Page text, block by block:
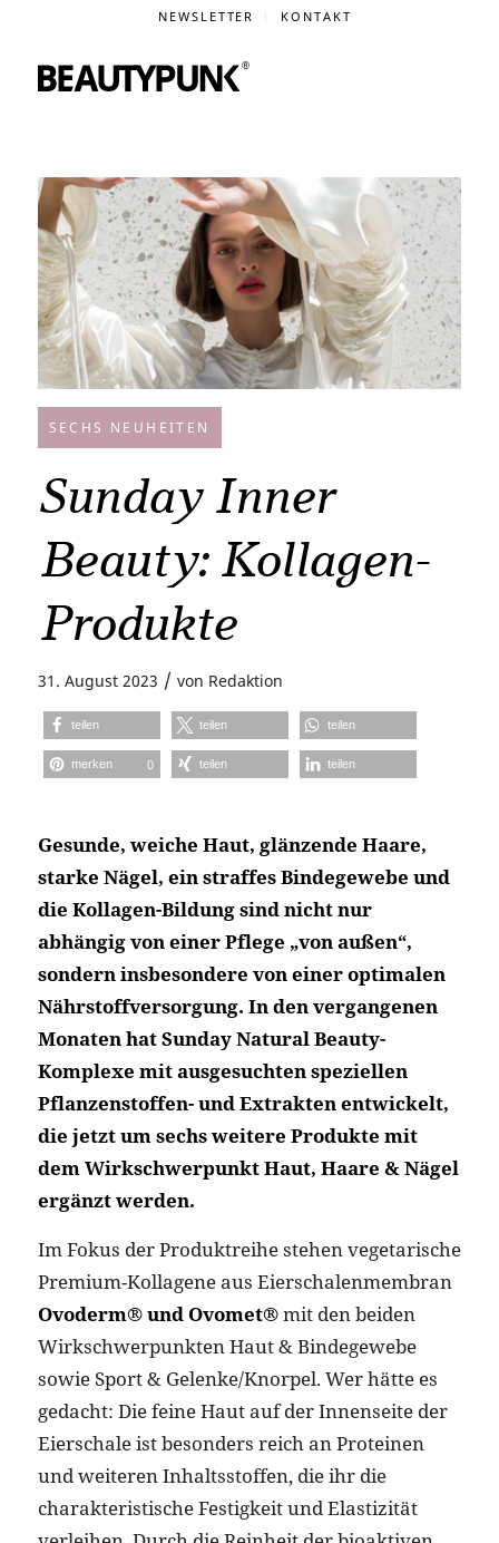
NEWSLETTER KONTAKT
SECHS NEUHEITEN
Sunday Inner
Beauty: Kollagen-
Produkte
31. August 2023 / von Redaktion
teilen teilen teilen
merken 0 teilen teilen
Gesunde, weiche Haut, glänzende Haare,
starke Nägel, ein straffes Bindegewebe und
die Kollagen-Bildung sind nicht nur
abhängig von einer Pflege „von außen“,
sondern insbesondere von einer optimalen
Nährstoffversorgung. In den vergangenen
Monaten hat Sunday Natural Beauty-
Komplexe mit ausgesuchten speziellen
Pflanzenstoffen- und Extrakten entwickelt,
die jetzt um sechs weitere Produkte mit
dem Wirkschwerpunkt Haut, Haare & Nägel
ergänzt werden.
Im Fokus der Produktreihe stehen vegetarische
Premium-Kollagene aus Eierschalenmembran
Ovoderm® und Ovomet®mit den beiden
Wirkschwerpunkten Haut & Bindegewebe
sowie Sport & Gelenke/Knorpel. Wer hätte es
gedacht: Die feine Haut auf der Innenseite der
Eierschale ist besonders reich an Proteinen
und weiteren Inhaltsstoffen, die ihr die
charakteristische Festigkeit und Elastizität